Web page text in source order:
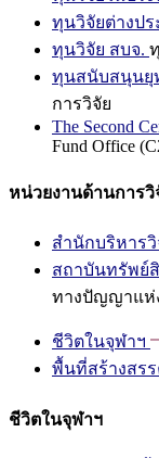
ทุนวิจัยต่างปร
ทุนวิจัย สบจ.
ทุนสนับสนุนยุ
การวิจัย
The Second
Fund Office
หน่วยงานด้านการวิ
สำนักบริหารวิ
สถาบันทรัพย์
ทางปัญญาแห่
ชีวิตในจุฬาฯ
พื้นที่สร้างสร
ชีวิตในจุฬาฯ